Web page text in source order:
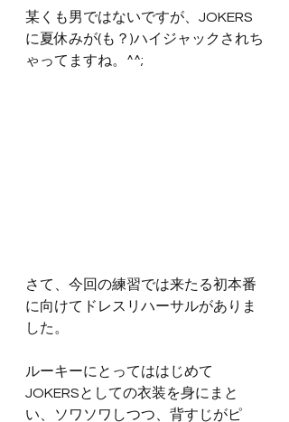
某くも男ではないですが、JOKERS
に夏休みが(も？)ハイジャックされち
ゃってますね。^^;
さて、今回の練習では来たる初本番
に向けてドレスリハーサルがありま
した。
ルーキーにとってははじめて
JOKERSとしての衣装を身にまと
い、ソワソワしつつ、背すじがピ